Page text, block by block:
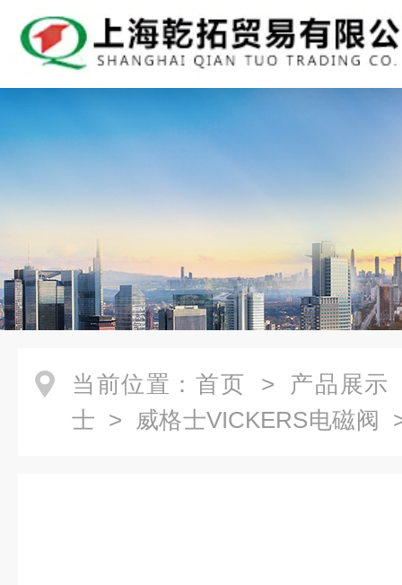
当前位置： 首页 > 产品展示
士 > 威格士VICKERS电磁阀